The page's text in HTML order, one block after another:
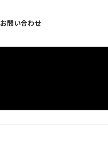
お問い合わせ